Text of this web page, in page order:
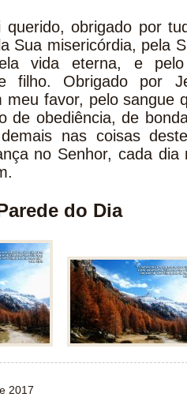
querido, obrigado por
Sua misericórdia, pela
vida eterna, e
filho. Obrigado por
meu favor, pelo sangue
de obediência, de
nas coisas
no Senhor, cada
do Dia
2017